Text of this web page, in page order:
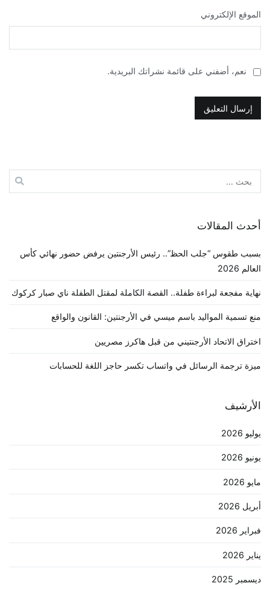
الموقع الإلكتروني
نعم، أضفني على قائمة نشراتك البريدية.
عن:
أحدث المقالات
بسبب طقوس “جلب الحظ”.. رئيس الأرجنتين يرفض حضور نهائي كأس
العالم 2026
نهاية مفجعة لبراءة طفلة.. القصة الكاملة لمقتل الطفلة ناي صبار كركوك
منع تسمية المواليد باسم ميسي في الأرجنتين: القانون والواقع
اختراق الاتحاد الأرجنتيني من قبل هاكرز مصريين
ميزة ترجمة الرسائل في واتساب تكسر حاجز اللغة للحسابات
الأرشيف
يوليو 2026
يونيو 2026
مايو 2026
أبريل 2026
فبراير 2026
يناير 2026
ديسمبر 2025